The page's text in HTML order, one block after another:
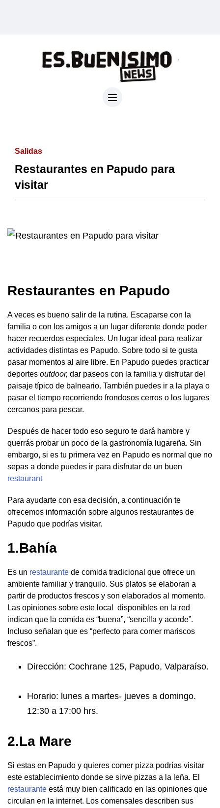
Salidas
Restaurantes en Papudo para
visitar
Restaurantes en Papudo
A veces es bueno salir de la rutina. Escaparse con la
familia o con los amigos a un lugar diferente donde poder
hacer recuerdos especiales. Un lugar ideal para realizar
actividades distintas es Papudo. Sobre todo si te gusta
pasar momentos al aire libre. En Papudo puedes practicar
deportes outdoor, dar paseos con la familia y disfrutar del
paisaje típico de balneario. También puedes ir a la playa o
pasar el tiempo recorriendo frondosos cerros o los lugares
cercanos para pescar.
Después de hacer todo eso seguro te dará hambre y
querrás probar un poco de la gastronomía lugareña. Sin
embargo, si es tu primera vez en Papudo es normal que no
sepas a donde puedes ir para disfrutar de un buen
restaurant
Para ayudarte con esa decisión, a continuación te
ofrecemos información sobre algunos restaurantes de
Papudo que podrías visitar.
1.Bahía
Es un restaurante de comida tradicional que ofrece un
ambiente familiar y tranquilo. Sus platos se elaboran a
partir de productos frescos y son elaborados al momento.
Las opiniones sobre este local disponibles en la red
indican que la comida es “buena”, “sencilla y acorde”.
Incluso señalan que es “perfecto para comer mariscos
frescos”.
Dirección: Cochrane 125, Papudo, Valparaíso.
Horario: lunes a martes- jueves a domingo.
12:30 a 17:00 hrs.
2.La Mare
Si estas en Papudo y quieres comer pizza podrías visitar
este establecimiento donde se sirve pizzas a la leña. El
restaurante está muy bien calificado en las opiniones que
circulan en la internet. Los comensales describen sus